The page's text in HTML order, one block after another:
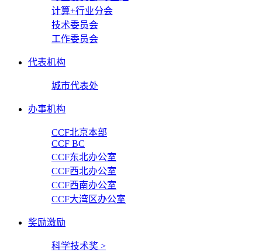
计算+行业分会
技术委员会
工作委员会
代表机构
城市代表处
办事机构
CCF北京本部
CCF BC
CCF东北办公室
CCF西北办公室
CCF西南办公室
CCF大湾区办公室
奖励激励
科学技术奖 >